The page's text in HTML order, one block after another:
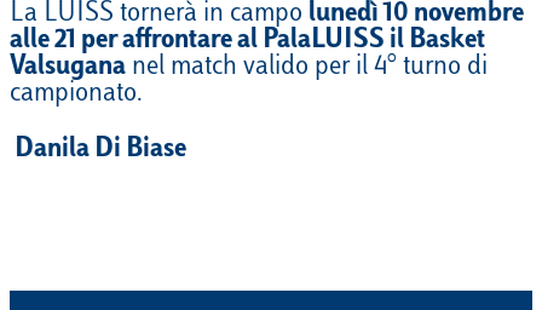
La LUISS tornerà in campo lunedì 10 novembre
alle 21 per affrontare al PalaLUISS il Basket
Valsugana nel match valido per il 4° turno di
campionato.
Danila Di Biase